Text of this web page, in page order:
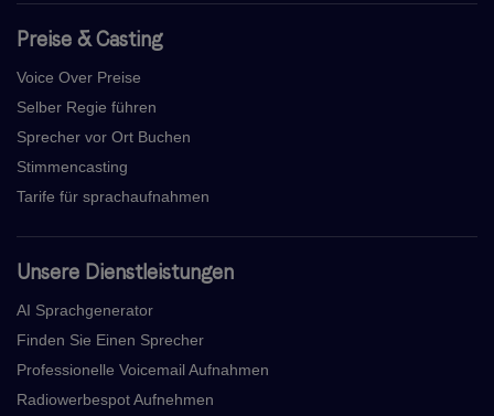
Preise & Casting
Voice Over Preise
Selber Regie führen
Sprecher vor Ort Buchen
Stimmencasting
Tarife für sprachaufnahmen
Unsere Dienstleistungen
AI Sprachgenerator
Finden Sie Einen Sprecher
Professionelle Voicemail Aufnahmen
Radiowerbespot Aufnehmen